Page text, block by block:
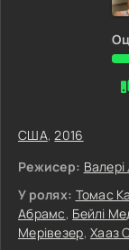
США,2016
Режисер:
У ролях: Томас
Абрамс, Бейлі
Мерівезер,Хааз